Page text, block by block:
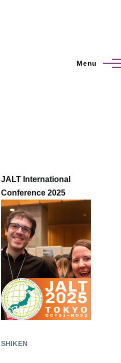
Menu
JALT International
Conference 2025
SHIKEN